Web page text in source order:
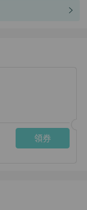
領券